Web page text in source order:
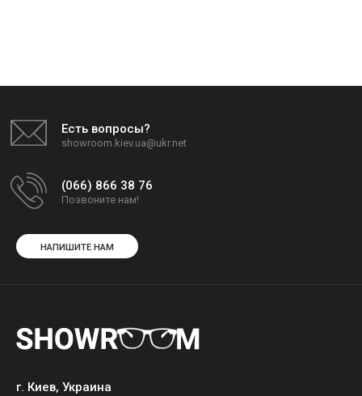
Есть вопросы?
showroom.kiev.ua@ukr.net
(066) 866 38 76
Позвоните нам!
НАПИШИТЕ НАМ
г. Киев, Украина